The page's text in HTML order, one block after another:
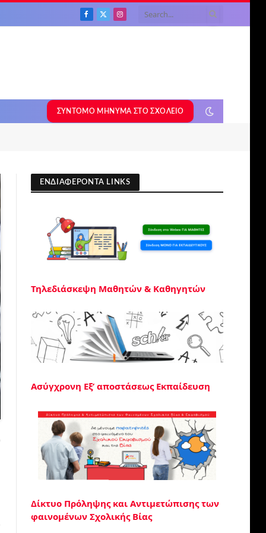
Facebook
X
Instagram
ΣΎΝΤΟΜΟ ΜΉΝΥΜΑ ΣΤΟ ΣΧΟΛΕΊΟ
ΕΝΔΙΑΦΕΡΟΝΤΑ LINKS
Τηλεδιάσκεψη Μαθητών & Καθηγητών
Ασύγχρονη Εξ’ αποστάσεως Εκπαίδευση
Δίκτυο Πρόληψης και Αντιμετώπισης των
φαινομένων Σχολικής Βίας